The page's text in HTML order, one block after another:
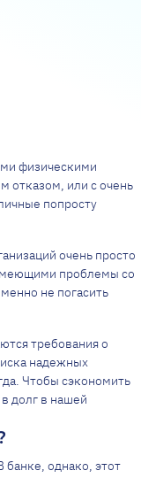
физическими
отказом, или с очень
попросту
очень просто
проблемы со
не погасить
требования о
надежных
Чтобы сэкономить
долг в нашей
банке, однако, этот